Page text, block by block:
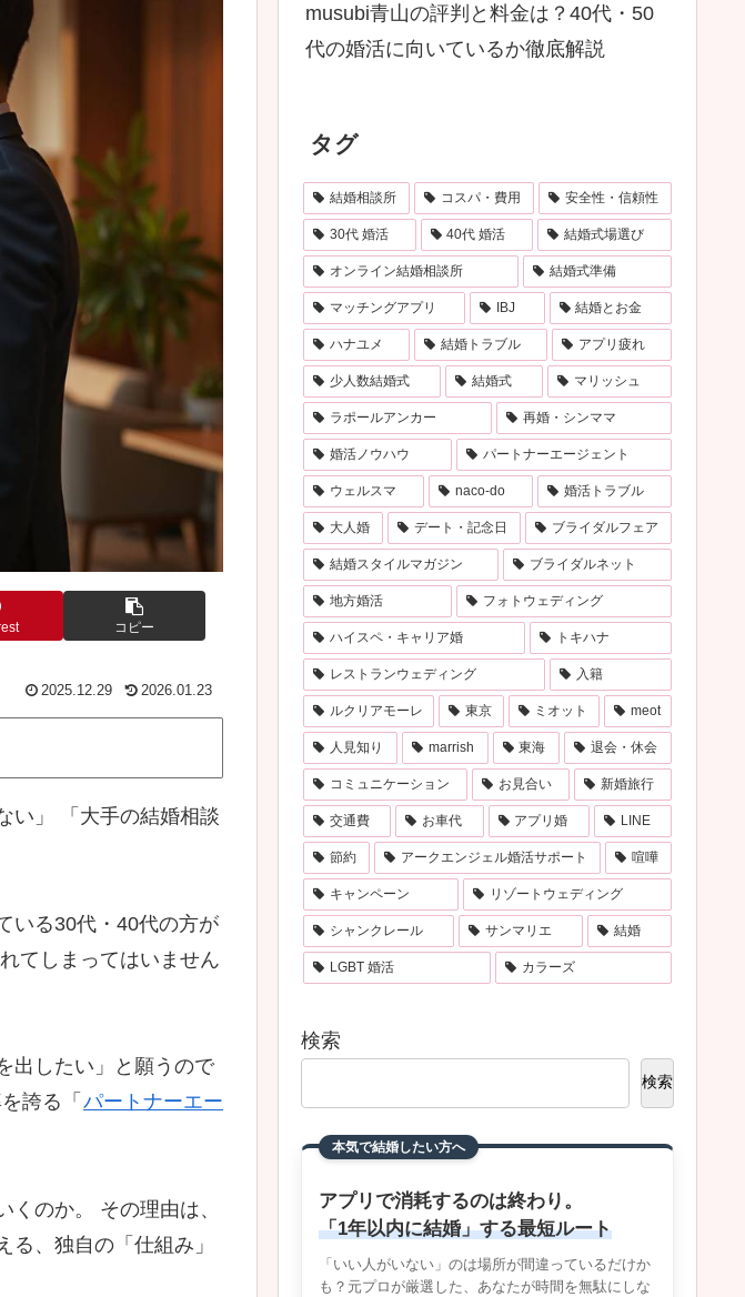
コピー
2025.12.29 2026.01.23
い」 「大手の結婚相談
いる30代・40代の方が
てしまってはいません
出したい」と願うので
誇る「 パートナーエー
のか。 その理由は、
、独自の「仕組み」
musubi青山の評判と料金は？40代・50
代の婚活に向いているか徹底解説
タグ
結婚相談所 コスパ・費用 安全性・信頼性
30代 婚活 40代 婚活 結婚式場選び
オンライン結婚相談所 結婚式準備
マッチングアプリ IBJ 結婚とお金
ハナユメ 結婚トラブル アプリ疲れ
少人数結婚式 結婚式 マリッシュ
ラポールアンカー 再婚・シンママ
婚活ノウハウ パートナーエージェント
ウェルスマ naco-do 婚活トラブル
大人婚 デート・記念日 ブライダルフェア
結婚スタイルマガジン ブライダルネット
地方婚活 フォトウェディング
ハイスペ・キャリア婚 トキハナ
レストランウェディング 入籍
ルクリアモーレ 東京 ミオット meot
人見知り marrish 東海 退会・休会
コミュニケーション お見合い 新婚旅行
交通費 お車代 アプリ婚 LINE
節約 アークエンジェル婚活サポート 喧嘩
キャンペーン リゾートウェディング
シャンクレール サンマリエ 結婚
LGBT 婚活 カラーズ
検索
検索
本気で結婚したい方へ
アプリで消耗するのは終わり。
「1年以内に結婚」する最短ルート
「いい人がいない」のは場所が間違っているだけか
も？元プロが厳選した、あなたが時間を無駄にしな